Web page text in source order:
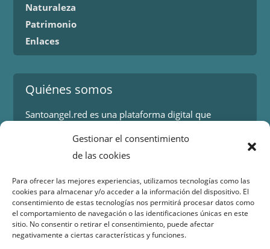
Gestionar el consentimiento
de las cookies
Para ofrecer las mejores experiencias, utilizamos tecnologías como las
cookies para almacenar y/o acceder a la información del dispositivo. El
consentimiento de estas tecnologías nos permitirá procesar datos como
el comportamiento de navegación o las identificaciones únicas en este
sitio. No consentir o retirar el consentimiento, puede afectar
negativamente a ciertas características y funciones.
Naturaleza
Patrimonio
Enlaces
Quiénes somos
Santoangel.red es una plataforma digital que
Contacto
Isaac Peral 2
30151 Santo Ángel (Murcia)